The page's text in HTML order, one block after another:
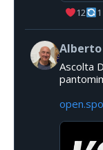
12
1
Ascolta